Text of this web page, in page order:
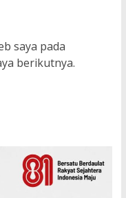
saya pada
berikutnya.